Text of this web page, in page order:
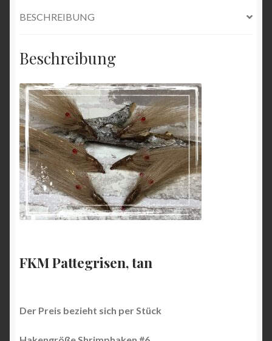
BESCHREIBUNG
Beschreibung
FKM Pattegrisen, tan
Der Preis bezieht sich per Stück